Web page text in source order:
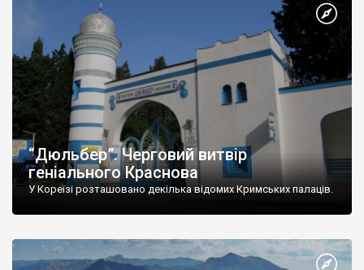
“Дюльбер”. Черговий витвір
геніального Краснова
У Кореїзі розташовано декілька відомих Кримських палаців.